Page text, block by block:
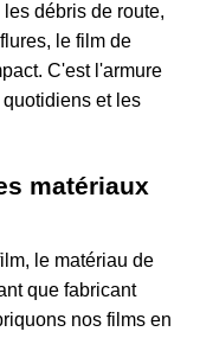
débris de route,
le film de
C'est l'armure
et les
matériaux
le matériau de
que fabricant
nos films en